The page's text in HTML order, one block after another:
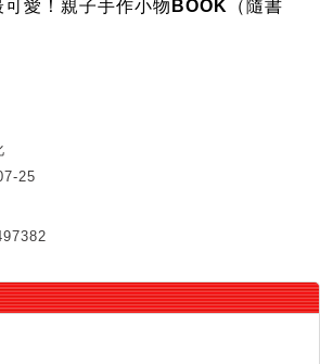
可愛！親子手作小物BOOK（隨書
25